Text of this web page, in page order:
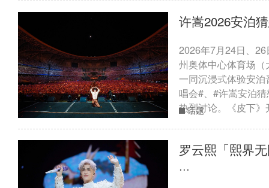
许嵩2026安泊
2026年7月24日、
州奥体中心体育场
一同沉浸式体验安
唱会#、#许嵩安泊
热烈讨论。《皮下》
话题
罗云熙「熙界
···